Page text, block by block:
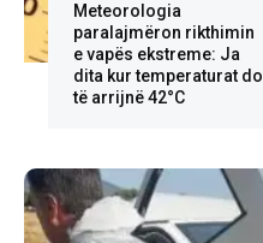
Meteorologia
paralajmëron rikthimin
e vapës ekstreme: Ja
dita kur temperaturat do
të arrijnë 42°C